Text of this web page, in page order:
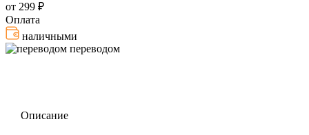
от 299 ₽
Оплата
наличными
переводом
Описание